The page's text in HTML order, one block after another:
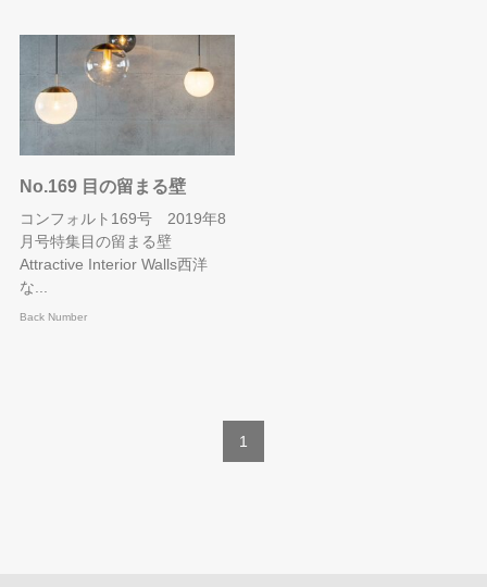
NEWS
Contact Us
No.169 目の留まる壁
コンフォルト169号 2019年8
月号特集目の留まる壁
Attractive Interior Walls西洋
な...
Back Number
1